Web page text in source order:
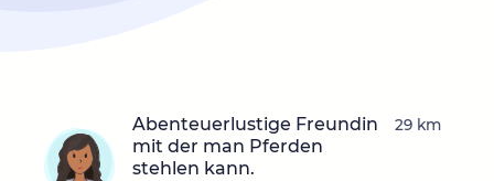
Abenteuerlustige Freundin
mit der man Pferden
stehlen kann.
29 km